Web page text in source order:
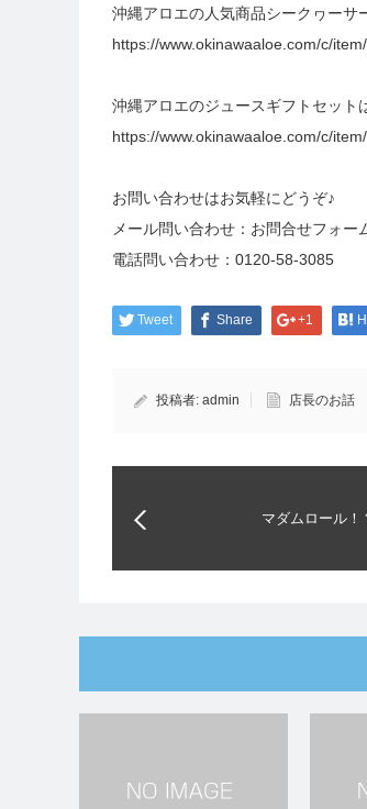
沖縄アロエの人気商品シークヮーサ
https://www.okinawaaloe.com/c/
沖縄アロエのジュースギフトセット
https://www.okinawaaloe.com/c/
お問い合わせはお気軽にどうぞ♪
メール問い合わせ： お問合せフォー
電話問い合わせ： 0120-58-3085
Tweet Share +1
投稿者: admin 店長のお話
マダムロール！